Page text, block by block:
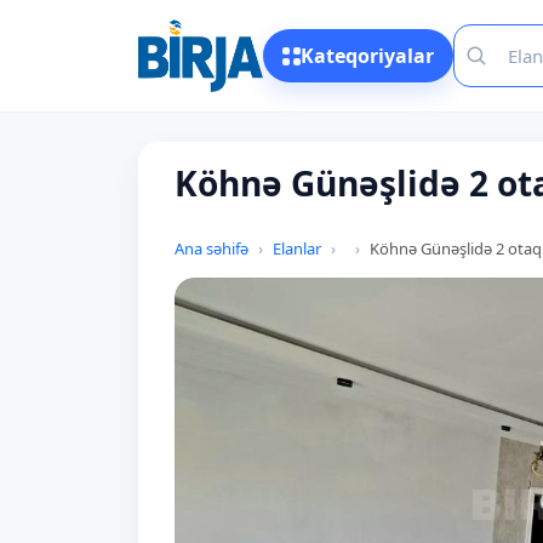
Kateqoriyalar
Köhnə Günəşlidə 2
Ana səhifə Elanlar Köhnə Günəşlidə 2